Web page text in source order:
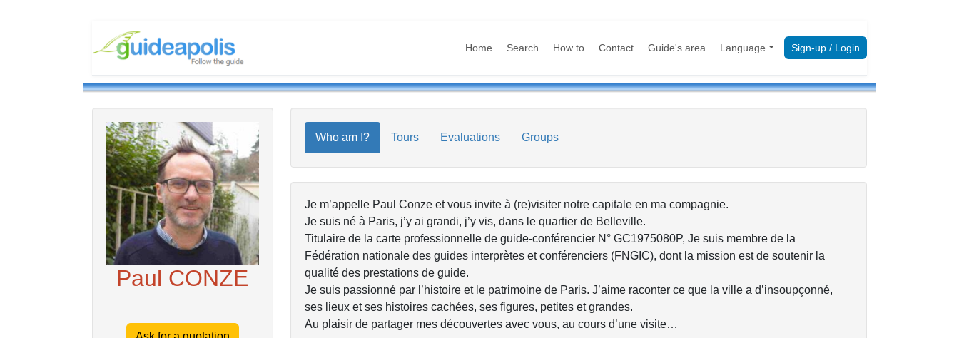
Home Search How to Contact Guide's area Language Sign-up / Login
Paul CONZE
Who am I? Tours Evaluations Groups
Je m’appelle Paul Conze et vous invite à (re)visiter notre capitale en ma compagnie.
Je suis né à Paris, j’y ai grandi, j’y vis, dans le quartier de Belleville.
Titulaire de la carte professionnelle de guide-conférencier N° GC1975080P, Je suis membre de la
Fédération nationale des guides interprètes et conférenciers (FNGIC), dont la mission est de soutenir la
qualité des prestations de guide.
Je suis passionné par l’histoire et le patrimoine de Paris. J’aime raconter ce que la ville a d’insoupçonné,
ses lieux et ses histoires cachées, ses figures, petites et grandes.
Au plaisir de partager mes découvertes avec vous, au cours d’une visite…